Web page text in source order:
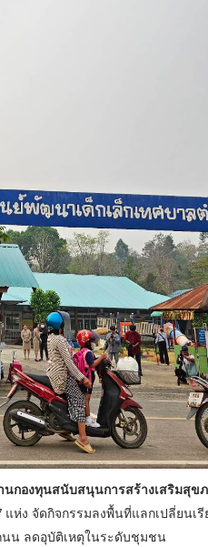
นกองทุนสนับสนุนการสร้างเสริมสุข
ห่ง จัดกิจกรรมลงพื้นที่แลกเปลี่ยนเ
นน ลดอุบัติเหตุในระดับชุมชน